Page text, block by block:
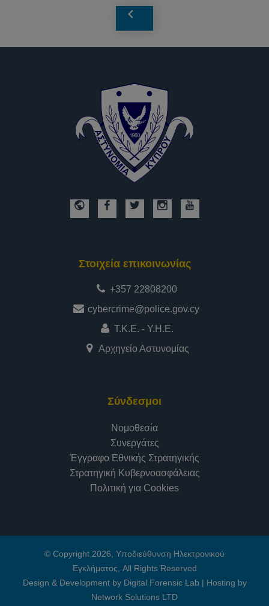
Στοιχεία επικοινωνίας
+357 22808200
cybercrime@police.gov.cy
Τ.Κ.Ε. - Υ.Η.Ε.
Αρχηγείο Αστυνομίας
Σύνδεσμοι
Νομοθεσία
Συνεργάτες
Έγγραφο Εθνικής Στρατηγικής
Στρατηγική Κυβερνοασφάλειας
Πολιτική για Cookies
© Copyright 2026, Υποδιεύθυνση Ηλεκτρονικού
Εγκλήματος, All Rights Reserved
Design & Development by Digital Forensic Lab | Hosting by
Network Solutions LTD